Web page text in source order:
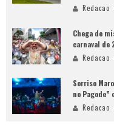
Redacao
Chega de
carnaval
Redacao
Sorriso
no Pagode”
Redacao